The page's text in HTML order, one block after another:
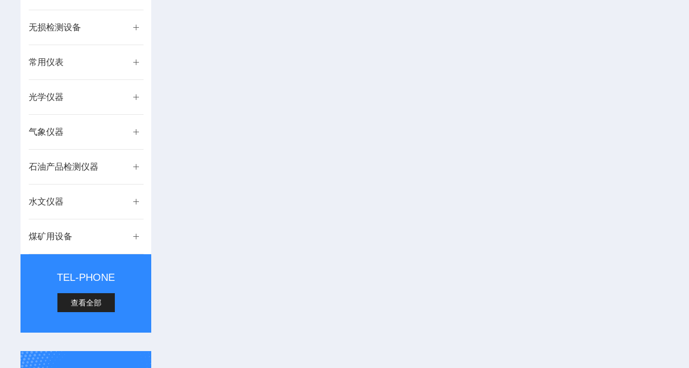
无损检测设备
常用仪表
光学仪器
气象仪器
石油产品检测仪器
水文仪器
煤矿用设备
TEL-PHONE
查看全部